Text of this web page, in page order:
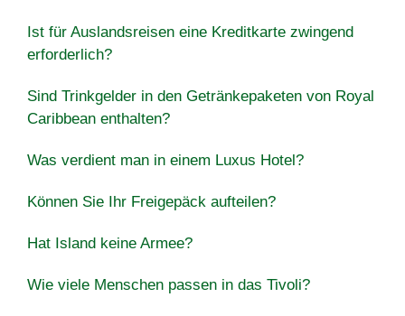
Ist für Auslandsreisen eine Kreditkarte zwingend
erforderlich?
Sind Trinkgelder in den Getränkepaketen von Royal
Caribbean enthalten?
Was verdient man in einem Luxus Hotel?
Können Sie Ihr Freigepäck aufteilen?
Hat Island keine Armee?
Wie viele Menschen passen in das Tivoli?